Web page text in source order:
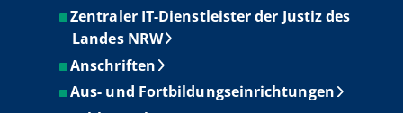
Zentraler IT-Dienstleister der Justiz des
Landes NRW
Anschriften
Aus- und Fortbildungseinrichtungen